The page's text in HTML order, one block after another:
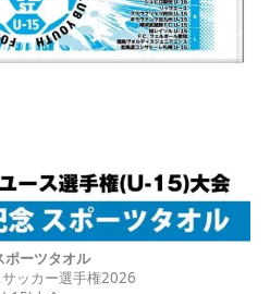
ポーツタオル
ッカー選手権2026